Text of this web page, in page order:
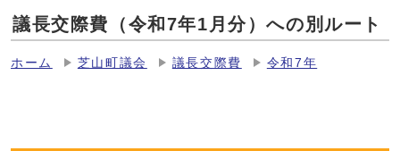
議長交際費（令和7年1月分）への別ルート
ホーム 芝山町議会 議長交際費 令和7年